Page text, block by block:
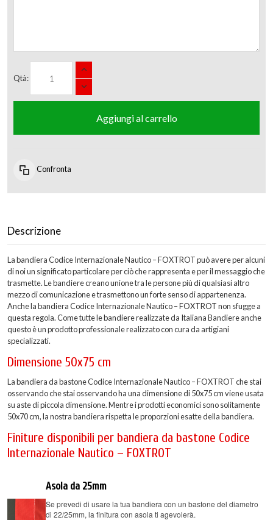
Qtà:
Aggiungi al carrello
Confronta
Descrizione
La bandiera Codice Internazionale Nautico – FOXTROT può avere per alcuni
di noi un significato particolare per ciò che rappresenta e per il messaggio che
trasmette. Le bandiere creano unione tra le persone più di qualsiasi altro
mezzo di comunicazione e trasmettono un forte senso di appartenenza.
Anche la bandiera Codice Internazionale Nautico – FOXTROT non sfugge a
questa regola. Come tutte le bandiere realizzate da Italiana Bandiere anche
questo è un prodotto professionale realizzato con cura da artigiani
specializzati.
Dimensione 50x75 cm
La bandiera da bastone Codice Internazionale Nautico – FOXTROT che stai
osservando che stai osservando ha una dimensione di 50x75 cm viene usata
su aste di piccola dimensione. Mentre i prodotti economici sono solitamente
50x70 cm, la nostra bandiera rispetta le proporzioni esatte della bandiera.
Finiture disponibili per bandiera da bastone Codice
Internazionale Nautico – FOXTROT
Asola da 25mm
Se prevedi di usare la tua bandiera con un bastone del diametro
di 22/25mm, la finitura con asola ti agevolerà.